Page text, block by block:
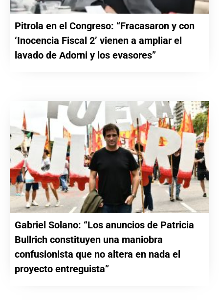
Pitrola en el Congreso: “Fracasaron y con
‘Inocencia Fiscal 2’ vienen a ampliar el
lavado de Adorni y los evasores”
Gabriel Solano: “Los anuncios de Patricia
Bullrich constituyen una maniobra
confusionista que no altera en nada el
proyecto entreguista”